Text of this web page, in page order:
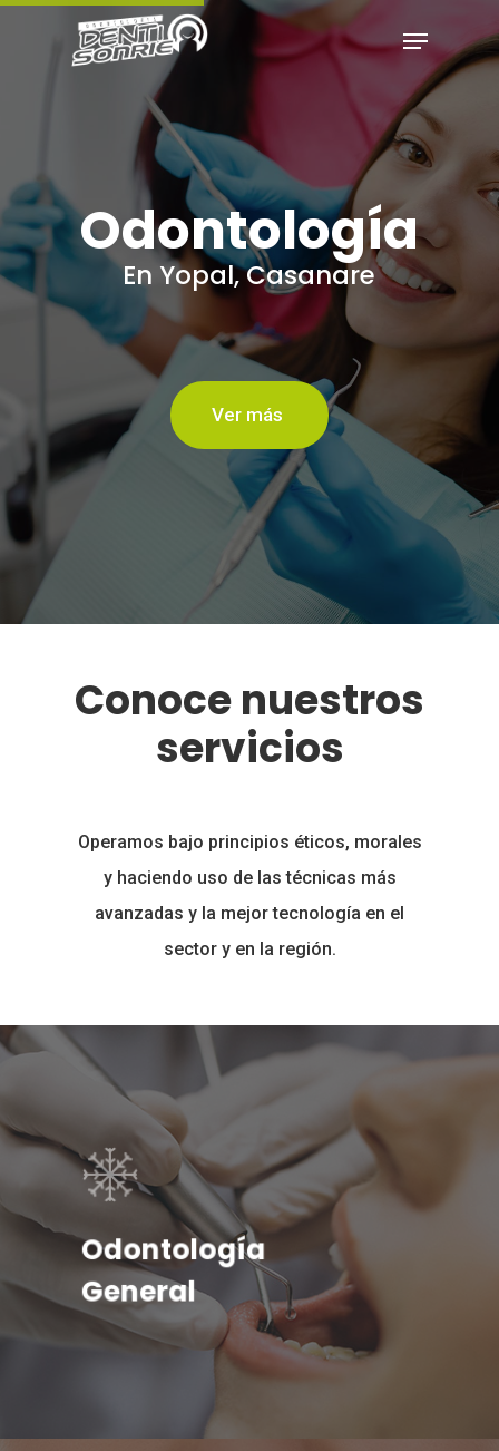
Hit enter to search or ESC to close
Odontología
En Yopal, Casanare
Ver más
Conocenuestros
servicios
Operamos bajo principios éticos, morales
y haciendo uso de las técnicas más
avanzadas y la mejor tecnología en el
sector y en la región.
Odontología
General